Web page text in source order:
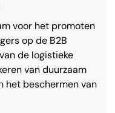
voor het promoten
op de B2B
de logistieke
van duurzaam
het beschermen van